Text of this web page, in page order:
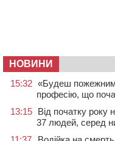
НОВИНИ
15:32 «Будеш
професію, що
13:15 Від початку року
37 людей, серед